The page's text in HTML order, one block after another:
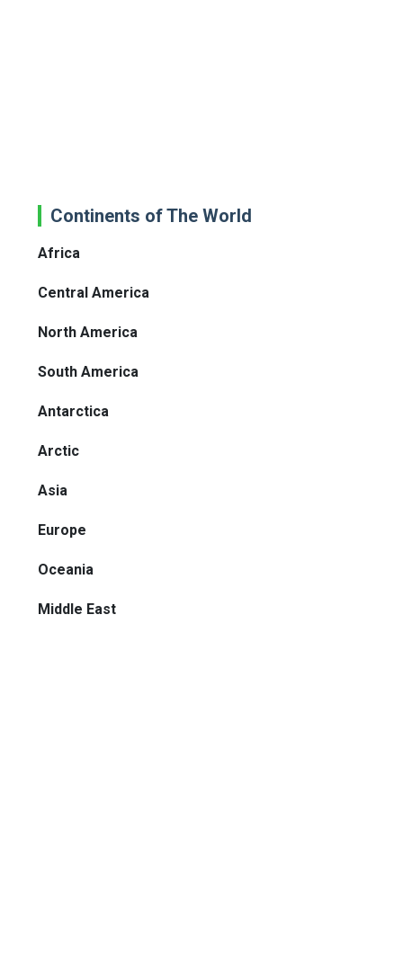
Continents of The World
Africa
Central America
North America
South America
Antarctica
Arctic
Asia
Europe
Oceania
Middle East